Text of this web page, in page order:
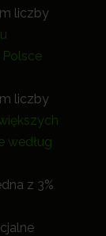
liczby
Polsce
liczby
według
z 3%